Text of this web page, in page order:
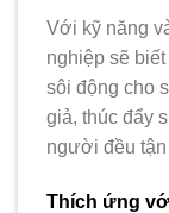
Với kỹ năng
nghiệp sẽ
sôi động cho
giả, thúc đẩy
người đều
Thích ứng